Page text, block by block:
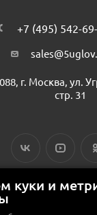
+7 (495) 542-
г. Москва, ул.
стр. 31
(ex.
куки и